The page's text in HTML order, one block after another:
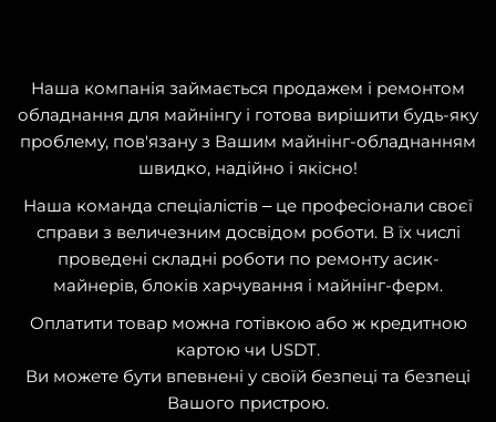
Наша компанія займається продажем і ремонтом
обладнання для майнінгу і готова вирішити будь-яку
проблему, пов'язану з Вашим майнінг-обладнанням
швидко, надійно і якісно!
Наша команда спеціалістів – це професіонали своєї
справи з величезним досвідом роботи. В їх числі
проведені складні роботи по ремонту асик-
майнерів, блоків харчування і майнінг-ферм.
Оплатити товар можна готівкою або ж кредитною
картою чи USDT.
Ви можете бути впевнені у своїй безпеці та безпеці
Вашого пристрою.